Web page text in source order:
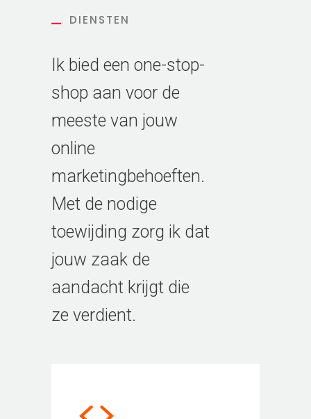
DIENSTEN
Ik bied een one-stop-
shop aan voor de
meeste van jouw
online
marketingbehoeften.
Met de nodige
toewijding zorg ik dat
jouw zaak de
aandacht krijgt die
ze verdient.